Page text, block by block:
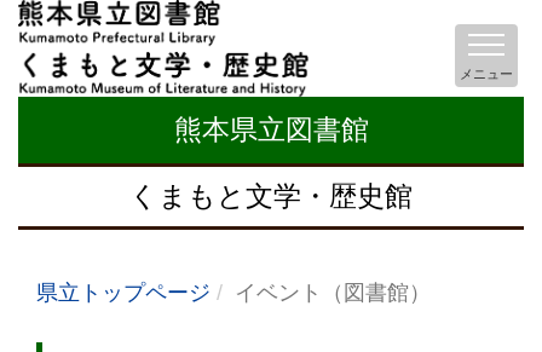
熊本県立図書館
くまもと文学・歴史館
メニュー
県立トップページ イベント（図書館）